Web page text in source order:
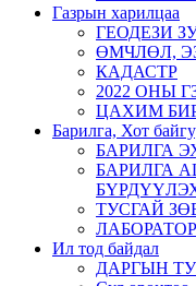
Газрын харилцаа
ГЕОДЕЗИ
ӨМЧЛӨЛ,
КАДАСТР
2022 ОНЫ
ЦАХИМ
Барилга, Хот
БАРИЛГА
БАРИЛГА
ТУСГАЙ
Ил тод байдал
ДАРГЫН